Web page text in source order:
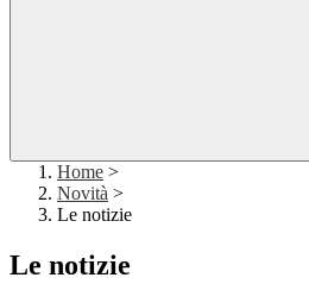
Home >
Novità >
Le notizie
Le notizie